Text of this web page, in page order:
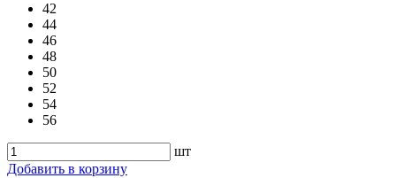
42
44
46
48
50
52
54
56
шт
Добавить в корзину